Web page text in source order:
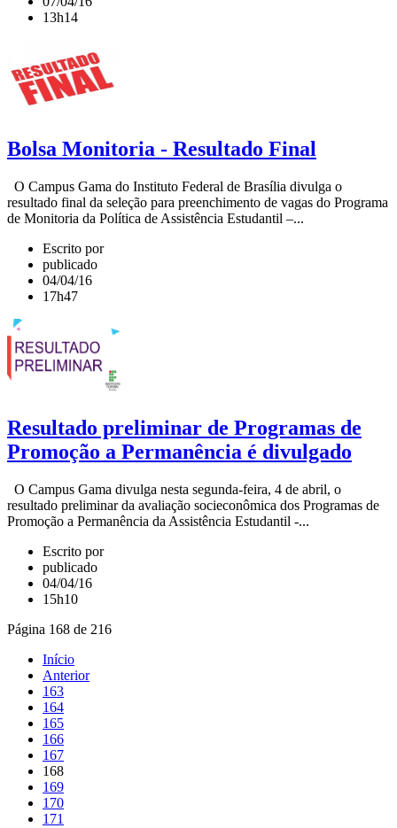
13h14
Bolsa Monitoria - Resultado Final
O Campus Gama do Instituto Federal de Brasília divulga o
resultado final da seleção para preenchimento de vagas do Programa
de Monitoria da Política de Assistência Estudantil –...
Escrito por
publicado
04/04/16
17h47
Resultado preliminar de Programas de
Promoção a Permanência é divulgado
O Campus Gama divulga nesta segunda-feira, 4 de abril, o
resultado preliminar da avaliação socieconômica dos Programas de
Promoção a Permanência da Assistência Estudantil -...
Escrito por
publicado
04/04/16
15h10
Página 168 de 216
Início
Anterior
163
164
165
166
167
168
169
170
171